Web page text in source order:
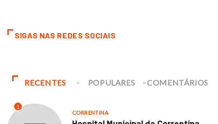
SIGAS NAS REDES SOCIAIS
RECENTES POPULARES COMENTÁRIOS
1
CORRENTINA